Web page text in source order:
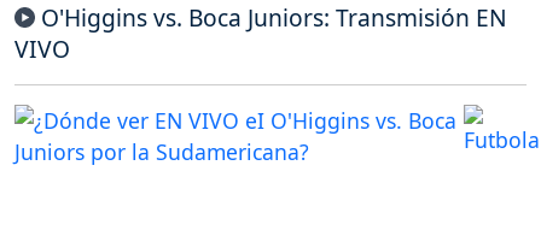
O'Higgins vs. Boca Juniors: Transmisión EN
VIVO